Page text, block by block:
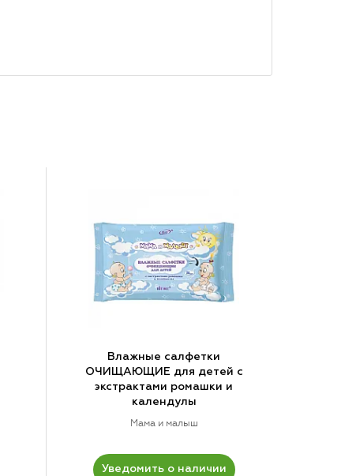
Влажные салфетки
ОЧИЩАЮЩИЕ для детей с
экстрактами ромашки и
календулы
Мама и малыш
Уведомить о наличии